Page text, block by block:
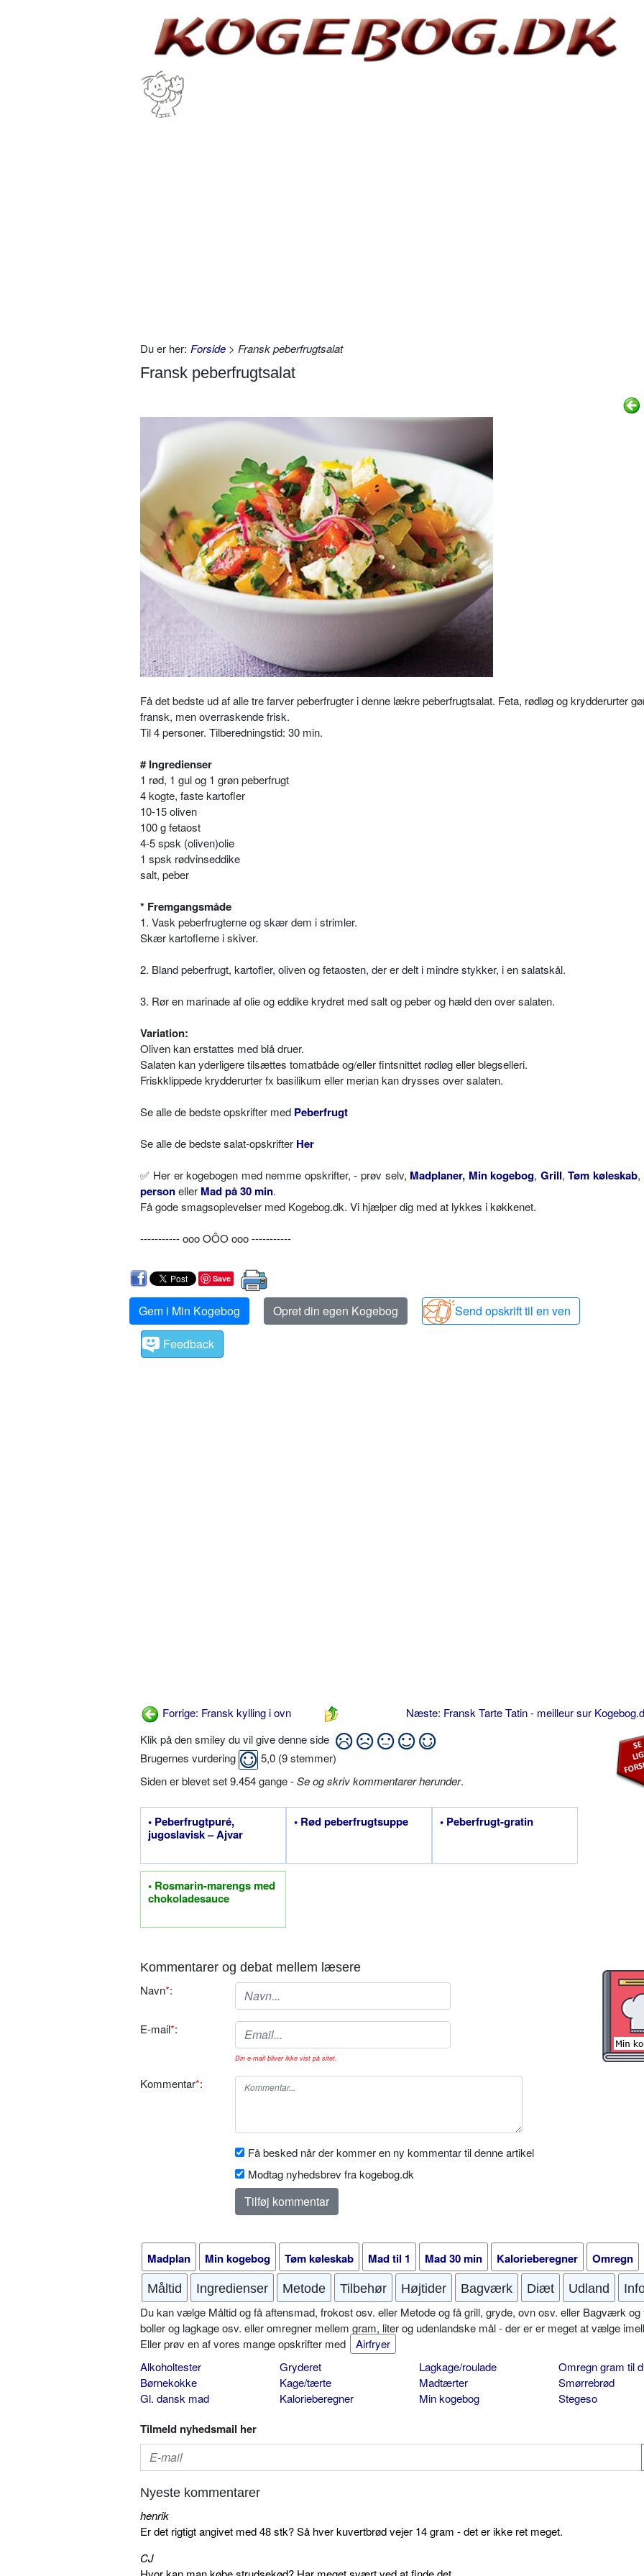
Du er her: Forside > Fransk peberfrugtsalat
Fransk peberfrugtsalat
Få det bedste ud af alle tre farver peberfrugter i denne lækre peberfrugtsalat. Feta, rødløg og krydderurter
fransk, men overraskende frisk.
Til 4 personer. Tilberedningstid: 30 min.
# Ingredienser
1 rød, 1 gul og 1 grøn peberfrugt
4 kogte, faste kartofler
10-15 oliven
100 g fetaost
4-5 spsk (oliven)olie
1 spsk rødvinseddike
salt, peber
* Fremgangsmåde
1. Vask peberfrugterne og skær dem i strimler.
Skær kartoflerne i skiver.
2. Bland peberfrugt, kartofler, oliven og fetaosten, der er delt i mindre stykker, i en salatskål.
3. Rør en marinade af olie og eddike krydret med salt og peber og hæld den over salaten.
Variation:
Oliven kan erstattes med blå druer.
Salaten kan yderligere tilsættes tomatbåde og/eller fintsnittet rødløg eller blegselleri.
Friskklippede krydderurter fx basilikum eller merian kan drysses over salaten.
Se alle de bedste opskrifter med Peberfrugt
Se alle de bedste salat-opskrifter Her
✅ Her er kogebogen med nemme opskrifter, - prøv selv, Madplaner, Min kogebog, Grill,Tøm køleskab,
personeller Mad på 30 min.
Få gode smagsoplevelser med Kogebog.dk. Vi hjælper dig med at lykkes i køkkenet.
----------- ooo OÔO ooo -----------
Save
Gem i Min Kogebog Opret din egen Kogebog
Send opskrift til en ven
Feedback
Forrige: Fransk kylling i ovn
Næste: Fransk Tarte Tatin - meilleur sur
Klik på den smiley du vil give denne side
Brugernes vurdering
5,0 (9stemmer)
Siden er blevet set 9.454 gange -Se og skriv kommentarer herunder.
• Peberfrugtpuré,
jugoslavisk – Ajvar
• Rød peberfrugtsuppe • Peberfrugt-gratin
• Rosmarin-marengs med
chokoladesauce
Kommentarer og debat mellem læsere
Navn*:
E-mail*:
Din e-mail bliver ikke vist på sitet.
Kommentar*:
Få besked når der kommer en ny kommentar til denne artikel
Modtag nyhedsbrev fra kogebog.dk
Madplan Min kogebog Tøm køleskab Mad til 1 Mad 30 min Kalorieberegner Omregn
Måltid Ingredienser Metode Tilbehør Højtider Bagværk Diæt Udland
Du kan vælge Måltid og få aftensmad, frokost osv. eller Metode og få grill, gryde, ovn osv. eller Bagværk og
boller og lagkage osv. eller omregner mellem gram, liter og udenlandske mål - der er er meget at vælge
Eller prøv en af vores mange opskrifter med
Airfryer
Alkoholtester
Børnekokke
Gl. dansk mad
Gryderet
Kage/tærte
Kalorieberegner
Lagkage/roulade
Madtærter
Min kogebog
Omregn gram til
Smørrebrød
Stegeso
Tilmeld nyhedsmail her
Nyeste kommentarer
henrik
Er det rigtigt angivet med 48 stk? Så hver kuvertbrød vejer 14 gram - det er ikke ret meget.
CJ